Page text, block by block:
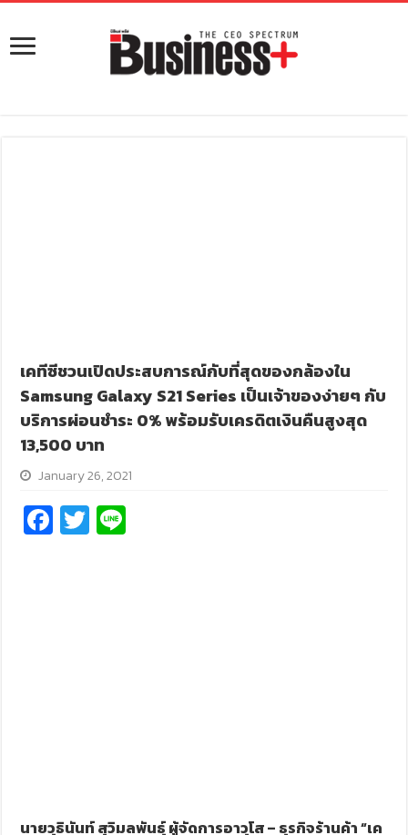
เคทีซีชวนเปิดประสบการณ์กับที่สุดของกล้องใน
Samsung Galaxy S21 Series เป็นเจ้าของง่ายๆ กับ
บริการผ่อนชำระ 0% พร้อมรับเครดิตเงินคืนสูงสุด
13,500 บาท
January 26, 2021
Fa
ce
T
wi
นายวุธินันท์ สุวิมลพันธุ์ ผู้จัดการอาวุโส – ธุรกิจร้านค้า “เค